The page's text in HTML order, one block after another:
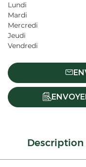
Lundi
Mardi
Mercredi
Jeudi
Vendredi
Description